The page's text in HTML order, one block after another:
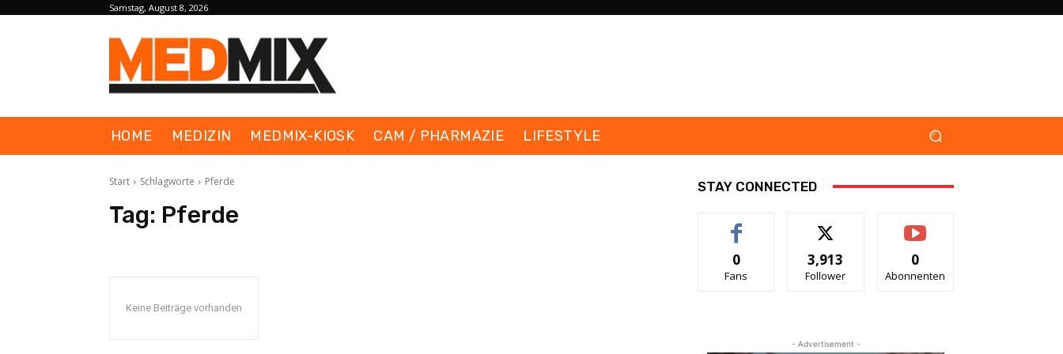
Samstag, August 8, 2026
HOME MEDIZIN MEDMIX-KIOSK CAM / PHARMAZIE LIFESTYLE
Start Schlagworte Pferde
Tag: Pferde
Keine Beiträge vorhanden
STAY CONNECTED
0
Fans
3,913
Follower
0
Abonnenten
- Advertisement -